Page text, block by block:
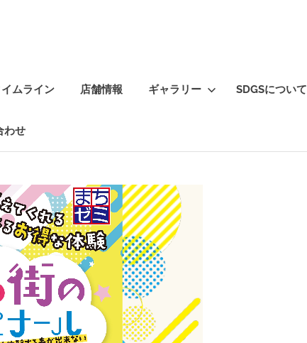
ムライン 店舗情報 ギャラリー SDGSについて
わせ